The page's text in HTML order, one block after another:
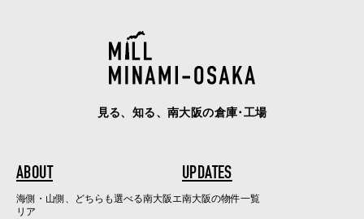
見る、知る、南大阪の倉庫･工場
ABOUT
海側・山側、どちらも選べる南大阪エ
リア
UPDATES
南大阪の物件一覧